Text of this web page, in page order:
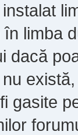
limba
dacă
gasite